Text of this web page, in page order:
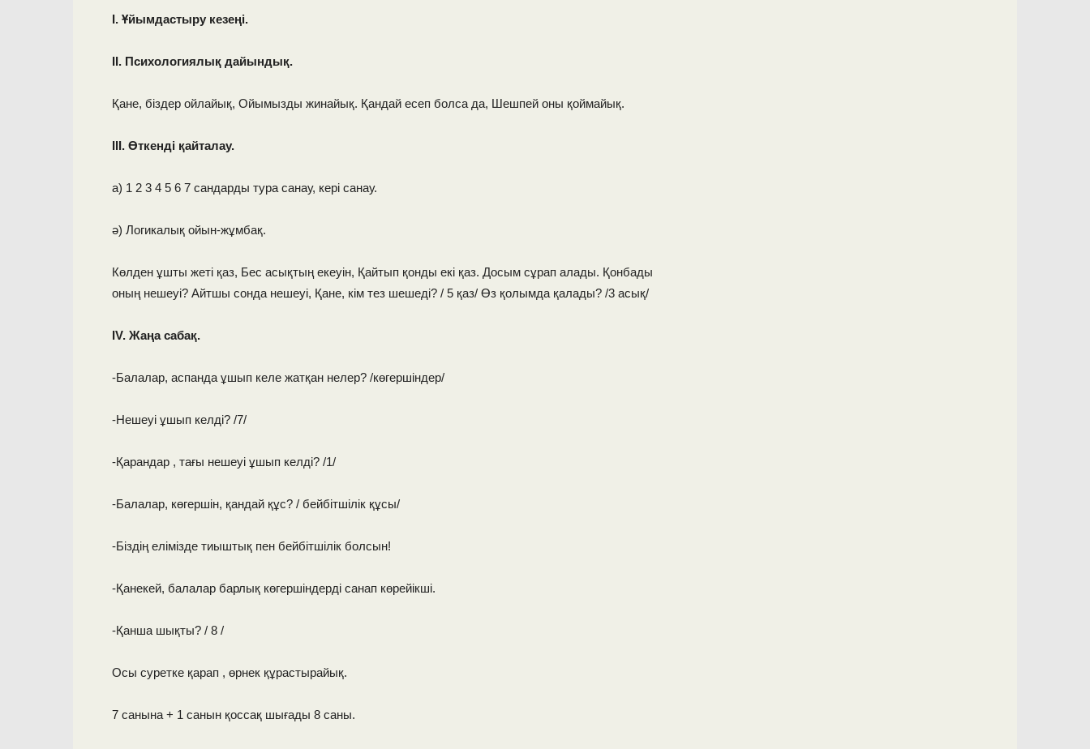
І. Ұйымдастыру кезеңі.
ІІ. Психологиялық дайындық.
Қане, біздер ойлайық, Ойымызды жинайық. Қандай есеп болса да, Шешпей оны қоймайық.
ІІІ. Өткенді қайталау.
а) 1 2 3 4 5 6 7 сандарды тура санау, кері санау.
ә) Логикалық ойын-жұмбақ.
Көлден ұшты жеті қаз, Бес асықтың екеуін, Қайтып қонды екі қаз. Досым сұрап алады. Қонбады
оның нешеуі? Айтшы сонда нешеуі, Қане, кім тез шешеді? / 5 қаз/ Өз қолымда қалады? /3 асық/
ІV. Жаңа сабақ.
-Балалар, аспанда ұшып келе жатқан нелер? /көгершіндер/
-Нешеуі ұшып келді? /7/
-Қарандар , тағы нешеуі ұшып келді? /1/
-Балалар, көгершін, қандай құс? / бейбітшілік құсы/
-Біздің елімізде тиыштық пен бейбітшілік болсын!
-Қанекей, балалар барлық көгершіндерді санап көрейікші.
-Қанша шықты? / 8 /
Осы суретке қарап , өрнек құрастырайық.
7 санына + 1 санын қоссақ шығады 8 саны.